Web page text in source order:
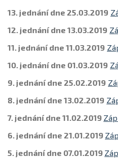
13. jednání dne 25.03.2019
12. jednání dne 13.03.2019
11. jednání dne 11.03.2019
10. jednání dne 01.03.2019
9. jednání dne 25.02.2019
8. jednání dne 13.02.2019
7. jednání dne 11.02.2019
6. jednání dne 21.01.2019
5. jednání dne 07.01.2019